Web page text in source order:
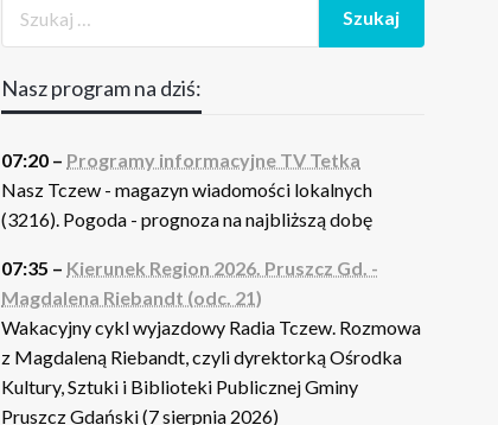
Nasz program na dziś:
07:20 – Programy informacyjne TV Tetka
Nasz Tczew - magazyn wiadomości lokalnych
(3216). Pogoda - prognoza na najbliższą dobę
07:35 – Kierunek Region 2026. Pruszcz Gd. -
Magdalena Riebandt (odc. 21)
Wakacyjny cykl wyjazdowy Radia Tczew. Rozmowa
z Magdaleną Riebandt, czyli dyrektorką Ośrodka
Kultury, Sztuki i Biblioteki Publicznej Gminy
Pruszcz Gdański (7 sierpnia 2026)